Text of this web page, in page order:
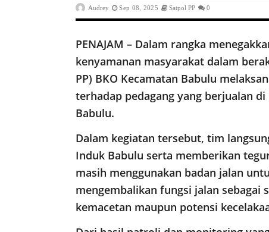
Audrey Sep 08, 2025 Satpol PP 0
PENAJAM – Dalam rangka
kenyamanan masyarakat dalam
PP) BKO Kecamatan Babulu
terhadap pedagang yang berjualan
Babulu.
Dalam kegiatan tersebut, tim
Induk Babulu serta memberikan
masih menggunakan badan jalan
mengembalikan fungsi jalan
kemacetan maupun potensi